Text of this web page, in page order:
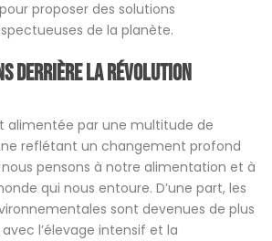
proposer des solutions
de la planète.
derrière la Révolution
alimentée par une multitude de
reflétant un changement profond
pensons à notre alimentation et à
qui nous entoure. D’une part, les
sont devenues de plus
l’élevage intensif et la